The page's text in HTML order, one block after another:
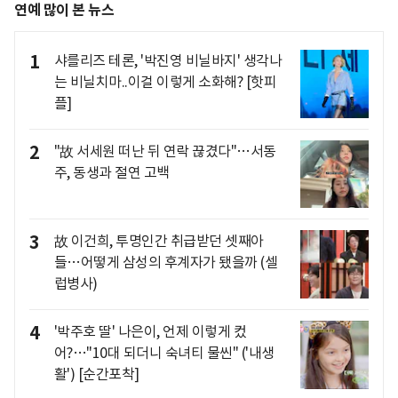
연예 많이 본 뉴스
1
샤를리즈 테론, '박진영 비닐바지' 생각나
는 비닐치마..이걸 이렇게 소화해? [핫피
플]
2
"故 서세원 떠난 뒤 연락 끊겼다"…서동
주, 동생과 절연 고백
3
故 이건희, 투명인간 취급받던 셋째아
들…어떻게 삼성의 후계자가 됐을까 (셀
럽병사)
4
'박주호 딸' 나은이, 언제 이렇게 컸
어?…"10대 되더니 숙녀티 물씬" ('내생
활') [순간포착]